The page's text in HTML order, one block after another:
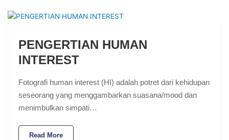
PENGERTIAN HUMAN
INTEREST
Fotografi human interest (HI) adalah potret dari kehidupan
seseorang yang menggambarkan suasana/mood dan
menimbulkan simpati…
Read More